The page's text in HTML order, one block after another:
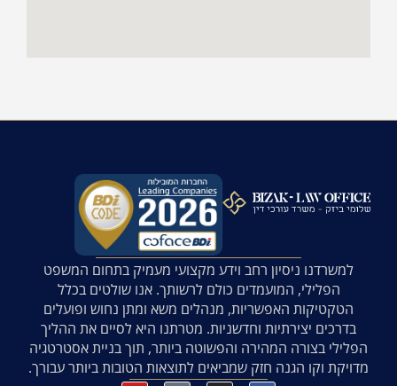
למשרדנו ניסיון רחב וידע מקצועי מעמיק בתחום המשפט
הפלילי, המועמדים כולם לרשותך. אנו שולטים בכלל
הטקטיקות האפשריות, מנהלים משא ומתן נחוש ופועלים
בדרכים יצירתיות וחדשניות. מטרתנו היא לסיים את ההליך
הפלילי בצורה המהירה והפשוטה ביותר, תוך בניית אסטרטגיה
מדויקת וקו הגנה חזק שמביאים לתוצאות הטובות ביותר עבורך.